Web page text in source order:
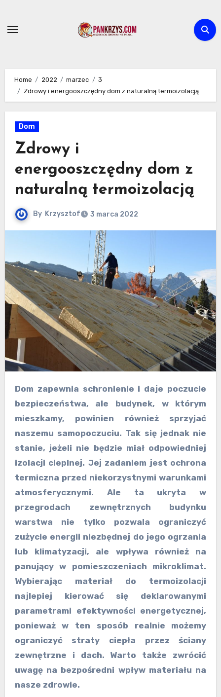
content
Home 2022 marzec
3
Zdrowy i energooszczędny dom z naturalną termoizolacją
Dom
Zdrowy i
energooszczędny dom z
naturalną termoizolacją
By Krzysztof 3 marca 2022
Dom zapewnia schronienie i daje poczucie
bezpieczeństwa, ale budynek, w którym
mieszkamy, powinien również sprzyjać
naszemu samopoczuciu. Tak się jednak nie
stanie, jeżeli nie będzie miał odpowiedniej
izolacji cieplnej. Jej zadaniem jest ochrona
termiczna przed niekorzystnymi warunkami
atmosferycznymi. Ale ta ukryta w
przegrodach zewnętrznych budynku
warstwa nie tylko pozwala ograniczyć
zużycie energii niezbędnej do jego ogrzania
lub klimatyzacji, ale wpływa również na
panujący w pomieszczeniach mikroklimat.
Wybierając materiał do termoizolacji
najlepiej kierować się deklarowanymi
parametrami efektywności energetycznej,
ponieważ w ten sposób realnie możemy
ograniczyć straty ciepła przez ściany
zewnętrzne i dach. Warto także zwrócić
uwagę na bezpośredni wpływ materiału na
nasze zdrowie.